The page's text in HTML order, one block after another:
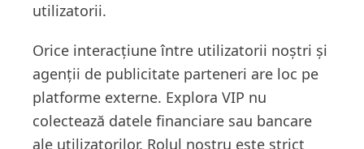
utilizatorii.
Orice interacțiune între utilizatorii noștri și
agenții de publicitate parteneri are loc pe
platforme externe. Explora VIP nu
colectează datele financiare sau bancare
ale utilizatorilor. Rolul nostru este strict